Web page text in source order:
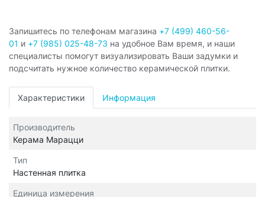
Запишитесь по телефонам магазина +7 (499) 460-56-
01 и +7 (985) 025-48-73 на удобное Вам время, и наши
специалисты помогут визуализировать Ваши задумки и
подсчитать нужное количество керамической плитки.
Характеристики Информация
Производитель
Керама Марацци
Тип
Настенная плитка
Единица измерения